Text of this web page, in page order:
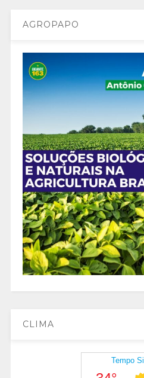
AGROPAPO
CLIMA